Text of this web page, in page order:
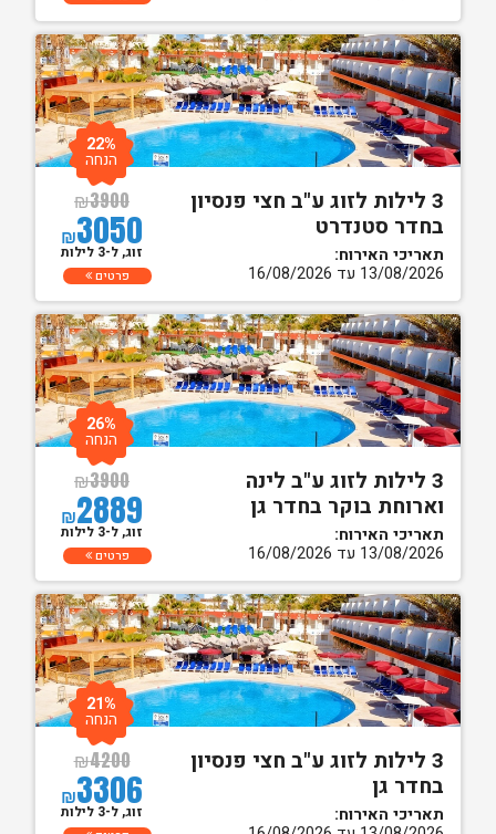
3 לילות לזוג ע"ב חצי פנסיון
בחדר סטנדרט
תאריכי האירוח:
13/08/2026 עד 16/08/2026
₪3900
₪3050
22%
הנחה
זוג, ל-3 לילות
פרטים
3 לילות לזוג ע"ב לינה
וארוחת בוקר בחדר גן
תאריכי האירוח:
13/08/2026 עד 16/08/2026
₪3900
₪2889
26%
הנחה
זוג, ל-3 לילות
פרטים
3 לילות לזוג ע"ב חצי פנסיון
בחדר גן
תאריכי האירוח:
₪4200
₪3306
21%
הנחה
זוג, ל-3 לילות